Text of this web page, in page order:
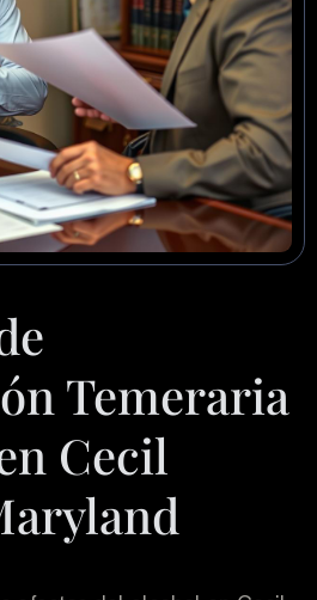
Temeraria
Cecil